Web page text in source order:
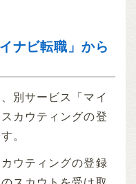
ナビ転職」から
別サービス「マイ
カウティングの登
。
ウティングの登録